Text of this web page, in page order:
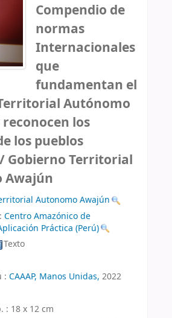
Compendio de
normas
Internacionales
que
fundamentan el
Autónomo
los
los pueblos
Gobierno Territorial
Awajún
Autonomo Awajún
Centro Amazónico de
Práctica (Perú)
Texto
: CAAAP, Manos Unidas, 2022
: 18 x 12 cm